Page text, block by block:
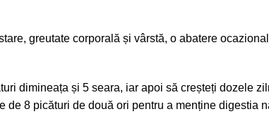
greutate corporală și vârstă, o abatere
dimineața și 5 seara, iar apoi să creșteți dozele
8 picături de două ori pentru a menține digestia